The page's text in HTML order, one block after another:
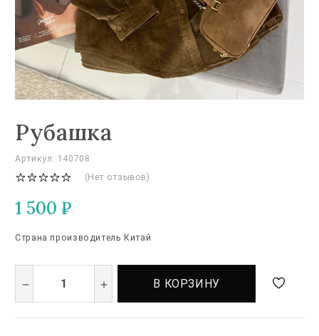
Рубашка
Артикул: 140708
(Нет отзывов)
1 500 ₽
Страна производитель Китай
В КОРЗИНУ